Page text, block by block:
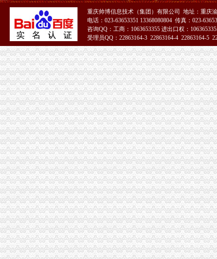
重庆帅博信息技术（集团）有限公司 地址：重庆
电话：023-63653351 13368080804 传真：023-
咨询QQ：工商：1063653355 进出口权：
受理员QQ：22863164-3 22863164-4 22863164-5